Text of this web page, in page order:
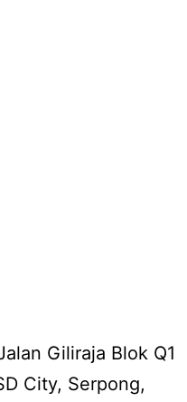
Giliraja Blok Q1
City, Serpong,